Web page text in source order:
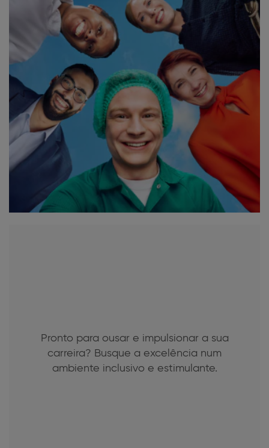
Pronto para ousar e impulsionar a sua
carreira? Busque a excelência num
ambiente inclusivo e estimulante.